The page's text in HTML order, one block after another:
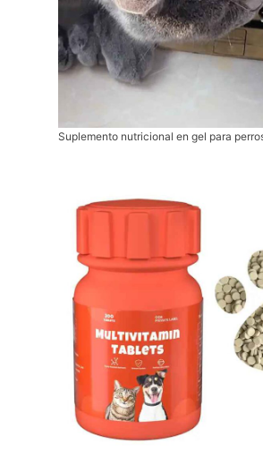
Suplemento nutricional en gel para